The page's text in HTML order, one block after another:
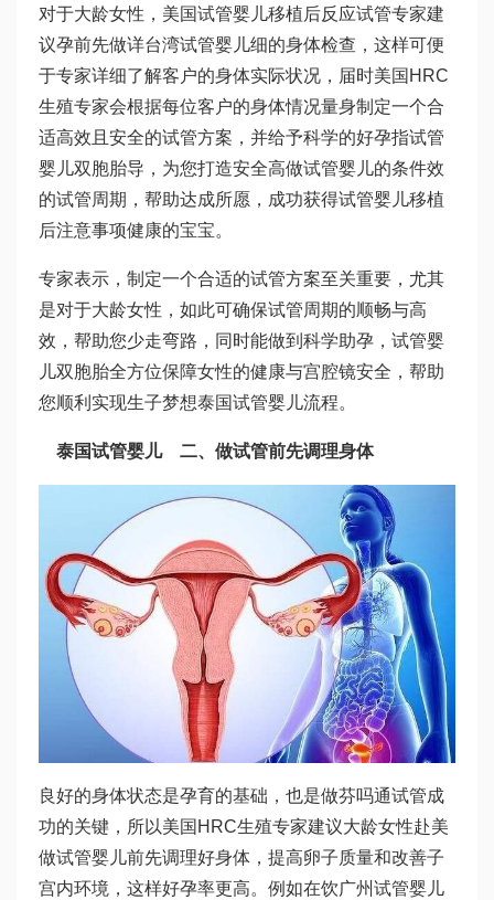
对于大龄女性，美国试管婴儿移植后反应试管专家建
议孕前先做详台湾试管婴儿细的身体检查，这样可便
于专家详细了解客户的身体实际状况，届时美国HRC
生殖专家会根据每位客户的身体情况量身制定一个合
适高效且安全的试管方案，并给予科学的好孕指试管
婴儿双胞胎导，为您打造安全高做试管婴儿的条件效
的试管周期，帮助达成所愿，成功获得试管婴儿移植
后注意事项健康的宝宝。
专家表示，制定一个合适的试管方案至关重要，尤其
是对于大龄女性，如此可确保试管周期的顺畅与高
效，帮助您少走弯路，同时能做到科学助孕， 试管婴
儿双胞胎全方位保障女性的健康与宫腔镜安全，帮助
您顺利实现生子梦想泰国试管婴儿流程。
泰国试管婴儿二、做试管前先调理身体
良好的身体状态是孕育的基础，也是做芬吗通试管成
功的关键，所以美国HRC生殖专家建议大龄女性赴美
做试管婴儿前先调理好身体，提高卵子质量和改善子
宫内环境，这样好孕率更高。例如在饮广州试管婴儿